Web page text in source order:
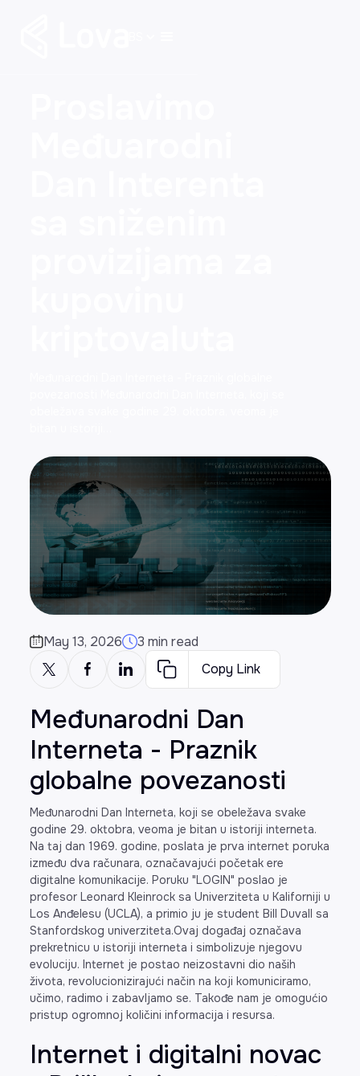
May 13, 2026
3 min read
Copy Link
Međunarodni Dan
Interneta - Praznik
globalne povezanosti
Međunarodni Dan Interneta, koji se obeležava svake
godine 29. oktobra, veoma je bitan u istoriji interneta.
Na taj dan 1969. godine, poslata je prva internet poruka
između dva računara, označavajući početak ere
digitalne komunikacije. Poruku "LOGIN" poslao je
profesor Leonard Kleinrock sa Univerziteta u Kaliforniji u
Los Anđelesu (UCLA), a primio ju je student Bill Duvall sa
Stanfordskog univerziteta.Ovaj događaj označava
prekretnicu u istoriji interneta i simbolizuje njegovu
evoluciju. Internet je postao neizostavni dio naših
života, revolucionizirajući način na koji komuniciramo,
učimo, radimo i zabavljamo se. Takođe nam je omogućio
pristup ogromnoj količini informacija i resursa.
Internet i digitalni novac